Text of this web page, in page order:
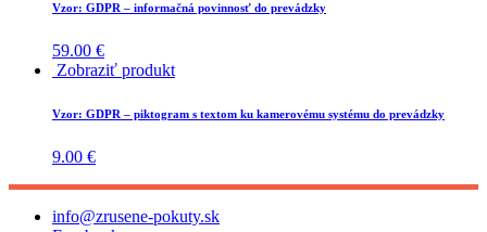
Vzor: GDPR – informačná povinnosť do prevádzky
59.00 €
Zobraziť produkt
Vzor: GDPR – piktogram s textom ku kamerovému systému do prevádzky
9.00 €
info@zrusene-pokuty.sk